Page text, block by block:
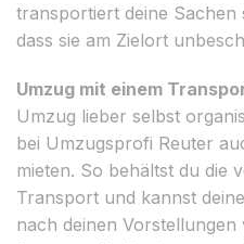
transportiert deine
dass sie am Zielort
Umzug mit einem
Umzug lieber selbst
bei Umzugsprofi Reuter
mieten. So behältst du die
Transport und kannst
nach deinen